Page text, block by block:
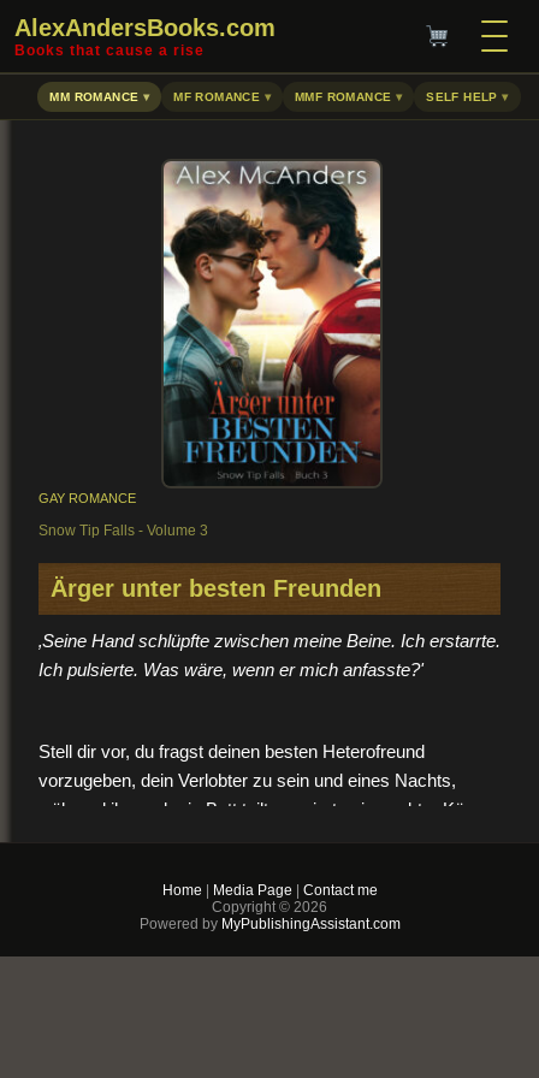
AlexAndersBooks.com
Books that cause a rise
MM ROMANCE MF ROMANCE MMF ROMANCE SELF HELP
GAY ROMANCE
Snow Tip Falls - Volume 3
Ärger unter besten Freunden
‚Seine Hand schlüpfte zwischen meine Beine. Ich erstarrte.
Ich pulsierte. Was wäre, wenn er mich anfasste?'
Stell dir vor, du fragst deinen besten Heterofreund
vorzugeben, dein Verlobter zu sein und eines Nachts,
während ihr euch ein Bett teilt, reagiert sein nackter Körper
LOU
Home Media Page
Contact me
Copyright © 2026
Powered byMyPublishingAssistant.com